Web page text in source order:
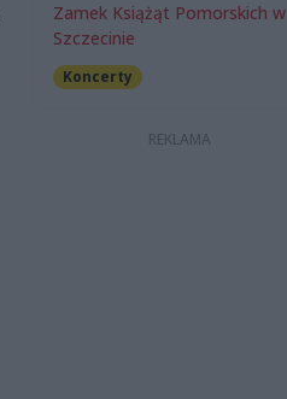
Zamek Książąt Pomorskich w
Szczecinie
Koncerty